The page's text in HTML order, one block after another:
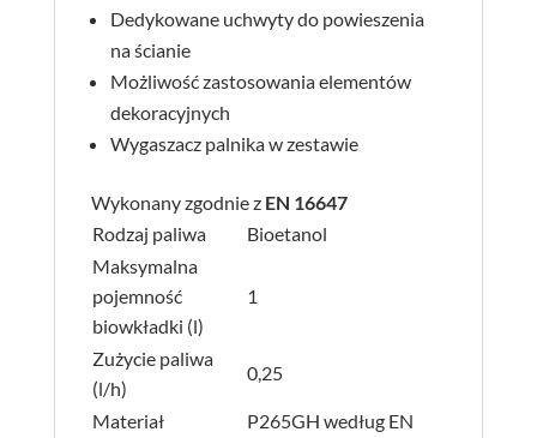
Dedykowane uchwyty do powieszenia
na ścianie
Możliwość zastosowania elementów
dekoracyjnych
Wygaszacz palnika w zestawie
Wykonany zgodnie z EN 16647
Rodzaj paliwa
Bioetanol
Maksymalna
pojemność
biowkładki (l)
1
Zużycie paliwa
(l/h)
0,25
Materiał
P265GH według EN